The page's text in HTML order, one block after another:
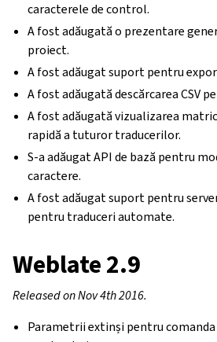
caracterele de control.
A fost adăugată o prezentare
proiect.
A fost adăugat suport pentru
A fost adăugată descărcarea CSV
A fost adăugată vizualizarea
rapidă a tuturor traducerilor.
S-a adăugat API de bază pentru
caractere.
A fost adăugat suport pentru
pentru traduceri automate.
Weblate 2.9
Released on Nov 4th 2016.
Parametrii extinși pentru